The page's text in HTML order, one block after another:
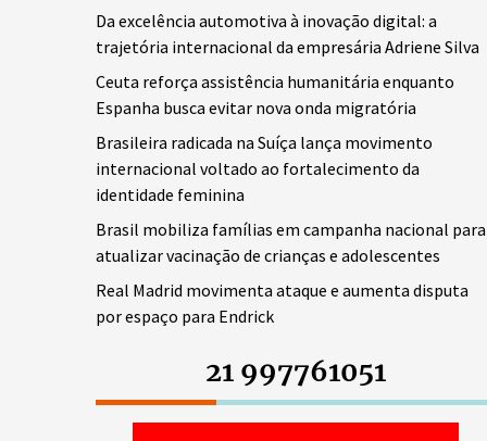
Da excelência automotiva à inovação digital: a
trajetória internacional da empresária Adriene Silva
Ceuta reforça assistência humanitária enquanto
Espanha busca evitar nova onda migratória
Brasileira radicada na Suíça lança movimento
internacional voltado ao fortalecimento da
identidade feminina
Brasil mobiliza famílias em campanha nacional para
atualizar vacinação de crianças e adolescentes
Real Madrid movimenta ataque e aumenta disputa
por espaço para Endrick
21 997761051